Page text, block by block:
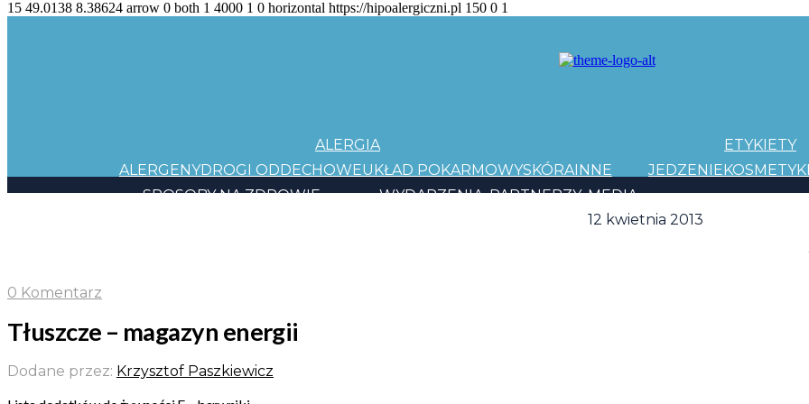
15 49.0138 8.38624 arrow 0 both 1 4000 1 0 horizontal https://hipoalergiczni.pl 150 0 1
ALERGIA
ALERGENYDROGI ODDECHOWEUKŁAD POKARMOWYSKÓRAINNE
ETYKIETY
JEDZENIEKOSMETYKI
SPOSOBY NA ZDROWIE
WYDARZENIA PARTNERZY MEDIA
12 kwietnia 2013
0 Komentarz
Tłuszcze – magazyn energii
Dodane przez: Krzysztof Paszkiewicz